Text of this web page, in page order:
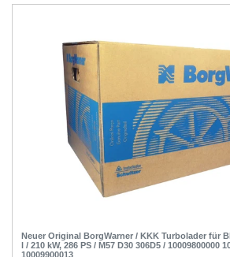
Neuer Original BorgWarner / KKK Turbolader für
l / 210 kW, 286 PS / M57 D30 306D5 / 10009800000
10009900013